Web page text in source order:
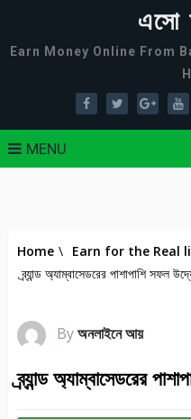
এসো
Earn Money Online From
MENU
Home \ Earn for the Real
ব্র্যান্ড অ্যাম্বাসেডরের পাশাপাশি সফল
Byঅনলাইনে আয়
ব্র্যান্ড অ্যাম্বাসেডরের